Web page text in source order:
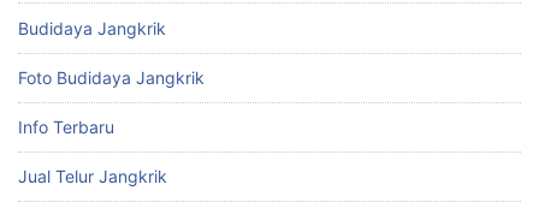
Budidaya Jangkrik
Foto Budidaya Jangkrik
Info Terbaru
Jual Telur Jangkrik